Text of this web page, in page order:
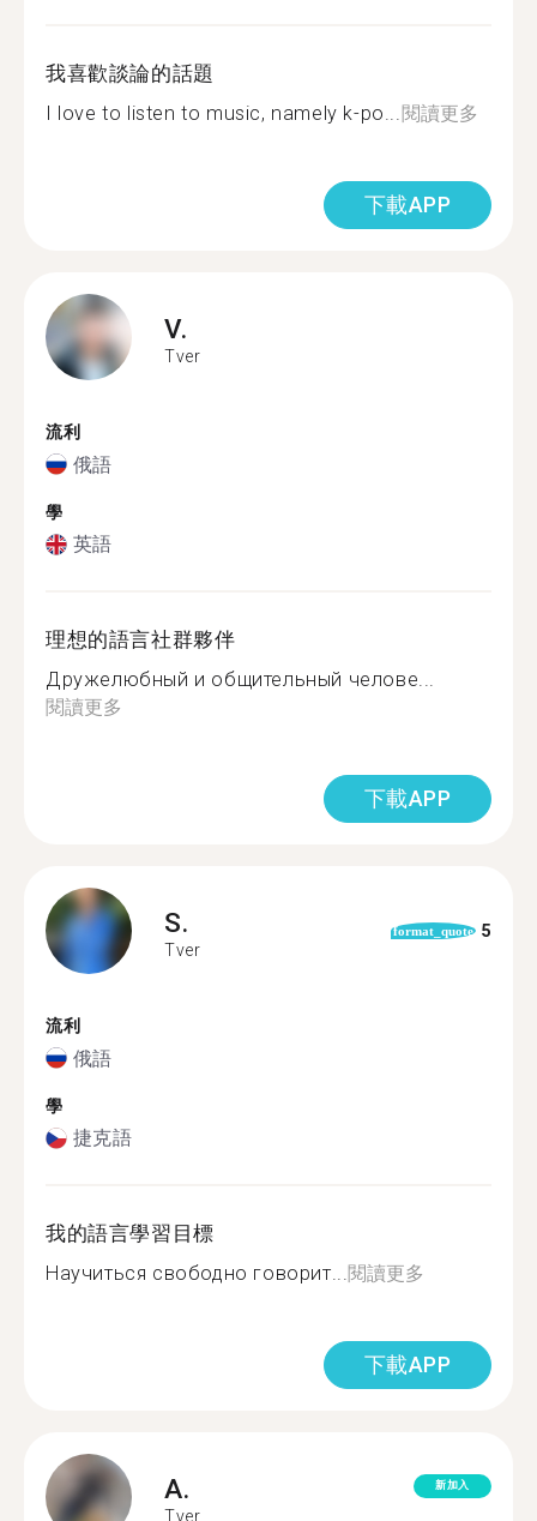
我喜歡談論的話題
I love to listen to music, namely k-po...閱讀更多
下載APP
V.
Tver
流利
俄語
學
英語
理想的語言社群夥伴
Дружелюбный и общительный челове...
閱讀更多
下載APP
S.
Tver
format_quote 5
流利
俄語
學
捷克語
我的語言學習目標
Научиться свободно говорит...閱讀更多
下載APP
A.
Tver
新加入